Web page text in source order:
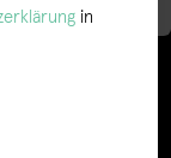
in